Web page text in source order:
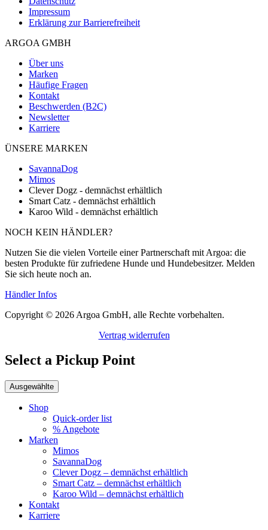
Impressum
Erklärung zur Barrierefreiheit
ARGOA GMBH
Über uns
Marken
Häufige Fragen
Kontakt
Beschwerden (B2C)
Newsletter
Karriere
ÜNSERE MARKEN
SavannaDog
Mimos
Clever Dogz - demnächst erhältlich
Smart Catz - demnächst erhältlich
Karoo Wild - demnächst erhältlich
NOCH KEIN HÄNDLER?
Nutzen Sie die vielen Vorteile einer Partnerschaft mit Argoa: die
besten Produkte für zufriedene Hunde und Hundebesitzer. Melden
Sie sich heute noch an.
Händler Infos
Copyright © 2026 Argoa GmbH, alle Rechte vorbehalten.
Vertrag widerrufen
Select a Pickup Point
Ausgewählte
Shop
Quick-order list
% Angebote
Marken
Mimos
SavannaDog
Clever Dogz – demnächst erhältlich
Smart Catz – demnächst erhältlich
Karoo Wild – demnächst erhältlich
Kontakt
Karriere